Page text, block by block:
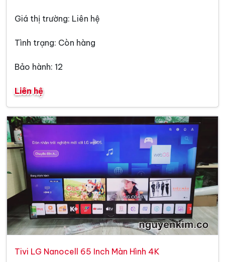
Giá thị trường: Liên hệ
Tình trạng: Còn hàng
Bảo hành: 12
Liên hệ
Tivi LG Nanocell 65 Inch Màn Hình 4K